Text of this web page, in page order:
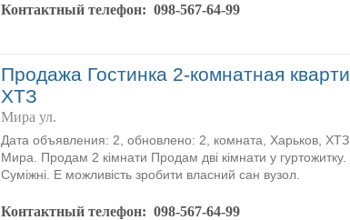
Контактный телефон: 098-567-64-99
Продажа Гостинка 2-комнатная
ХТЗ
Мира ул.
Дата объявления: 2, обновлено: 2, комната, Харьков,
Мира. Продам 2 кімнати Продам дві кімнати у гуртожитку.
Суміжні. Е можливість зробити власний сан вузол.
Контактный телефон: 098-567-64-99